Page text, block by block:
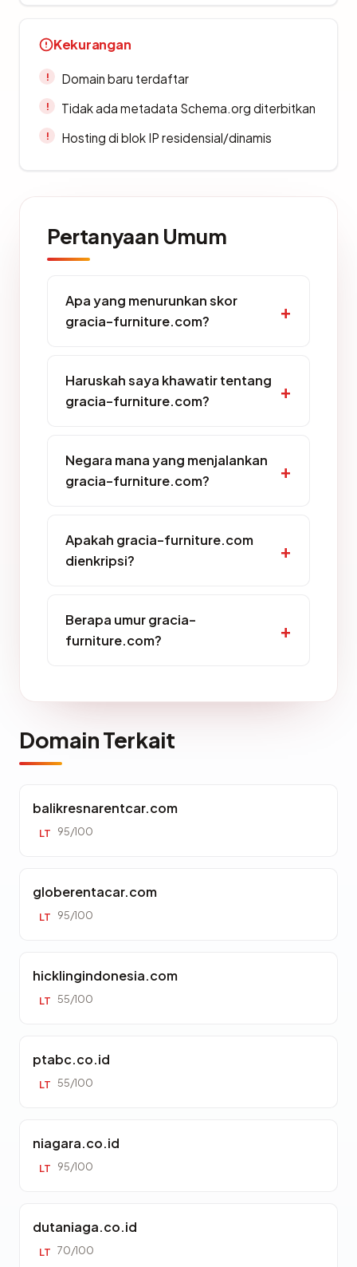
Kekurangan
Domain baru terdaftar
Tidak ada metadata Schema.org diterbitkan
Hosting di blok IP residensial/dinamis
Pertanyaan Umum
Apa yang menurunkan skor
gracia-furniture.com?
Haruskah saya khawatir tentang
gracia-furniture.com?
Negara mana yang menjalankan
gracia-furniture.com?
Apakah gracia-furniture.com
dienkripsi?
Berapa umur gracia-
furniture.com?
Domain Terkait
balikresnarentcar.com
LT 95/100
globerentacar.com
LT 95/100
hicklingindonesia.com
LT 55/100
ptabc.co.id
LT 55/100
niagara.co.id
LT 95/100
dutaniaga.co.id
LT 70/100